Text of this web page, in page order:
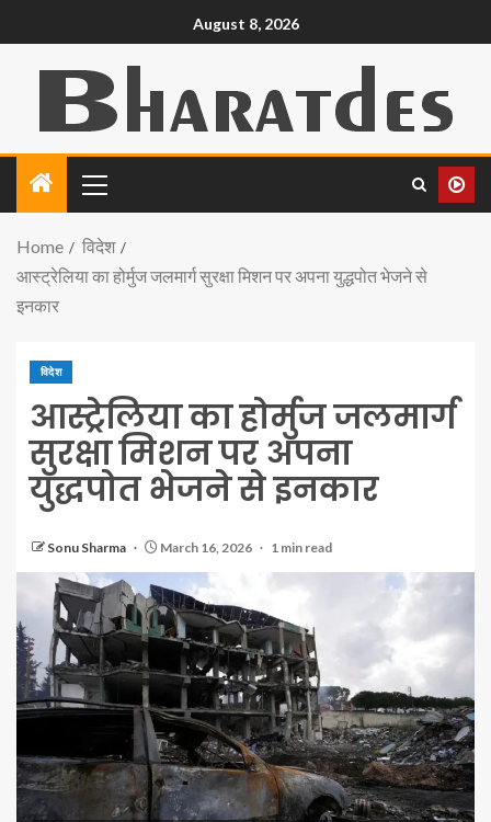
August 8, 2026
Home
विदेश
आस्ट्रेलिया का होर्मुज जलमार्ग सुरक्षा मिशन पर अपना युद्धपोत भेजने से
इनकार
विदेश
आस्ट्रेलिया का होर्मुज जलमार्ग
सुरक्षा मिशन पर अपना
युद्धपोत भेजने से इनकार
Sonu Sharma March 16, 2026 1 min read